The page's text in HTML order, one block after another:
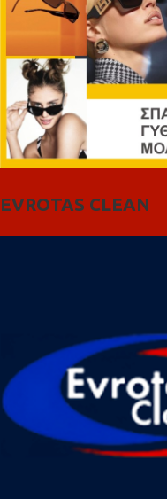
EVROTAS CLEAN